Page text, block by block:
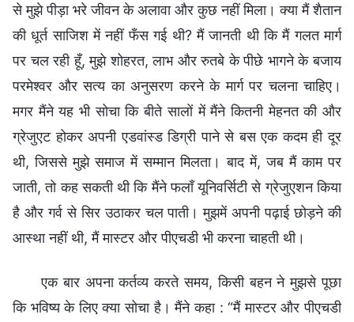
से मुझे पीड़ा भरे जीवन के अलावा और कुछ नहीं मिला। क्या मैं शैतान
की धूर्त साजिश में नहीं फँस गई थी? मैं जानती थी कि मैं गलत मार्ग
पर चल रही हूँ, मुझे शोहरत, लाभ और रुतबे के पीछे भागने के बजाय
परमेश्वर और सत्य का अनुसरण करने के मार्ग पर चलना चाहिए।
मगर मैंने यह भी सोचा कि बीते सालों में मैंने कितनी मेहनत की और
ग्रेजुएट होकर अपनी एडवांस्ड डिग्री पाने से बस एक कदम ही दूर
थी, जिससे मुझे समाज में सम्मान मिलता। बाद में, जब मैं काम पर
जाती, तो कह सकती थी कि मैंने फलाँ यूनिवर्सिटी से ग्रेजुएशन किया
है और गर्व से सिर उठाकर चल पाती। मुझमें अपनी पढ़ाई छोड़ने की
आस्था नहीं थी, मैं मास्टर और पीएचडी भी करना चाहती थी।
एक बार अपना कर्तव्य करते समय, किसी बहन ने मुझसे पूछा
कि भविष्य के लिए क्या सोचा है। मैंने कहा : “मैं मास्टर और पीएचडी